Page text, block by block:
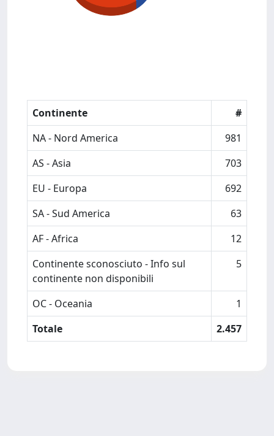
Continente
#
NA - Nord America
981
AS - Asia
703
EU - Europa
692
SA - Sud America
63
AF - Africa
12
Continente sconosciuto - Info sul
continente non disponibili
5
OC - Oceania
1
Totale
2.457